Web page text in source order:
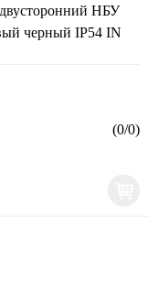
НБУ
черный IP54 IN
(0/0)